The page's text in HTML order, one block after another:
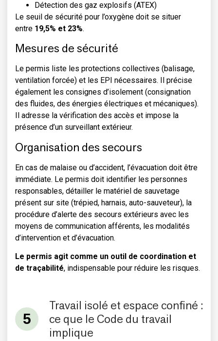
Détection des gaz explosifs (ATEX)
Le seuil de sécurité pour l’oxygène doit se situer
entre 19,5% et 23%.
Mesures de sécurité
Le permis liste les protections collectives (balisage,
ventilation forcée) et les EPI nécessaires. Il précise
également les consignes d’isolement (consignation
des fluides, des énergies électriques et mécaniques).
Il adresse la vérification des accès et impose la
présence d’un surveillant extérieur.
Organisation des secours
En cas de malaise ou d’accident, l’évacuation doit être
immédiate. Le permis doit identifier les personnes
responsables, détailler le matériel de sauvetage
présent sur site (trépied, harnais, auto-sauveteur), la
procédure d’alerte des secours extérieurs avec les
moyens de communication afférents, les modalités
d’intervention et d’évacuation.
Le permis agit comme un outil de coordination et
de traçabilité, indispensable pour réduire les risques.
Travail isolé et espace confiné :
ce que le Code du travail
implique